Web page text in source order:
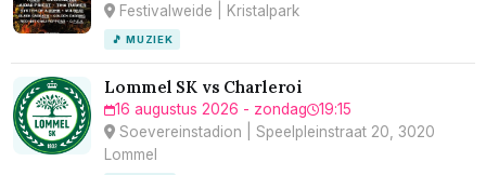
Festivalweide | Kristalpark
🎵 MUZIEK
Lommel SK vs Charleroi
16 augustus 2026 - zondag
19:15
Soevereinstadion | Speelpleinstraat 20, 3020
Lommel